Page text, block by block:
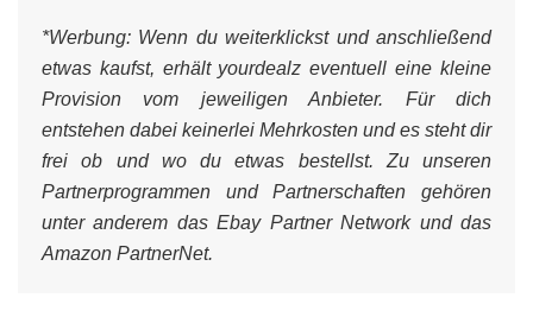
*Werbung: Wenn du weiterklickst und anschließend
etwas kaufst, erhält yourdealz eventuell eine kleine
Provision vom jeweiligen Anbieter. Für dich
entstehen dabei keinerlei Mehrkosten und es steht dir
frei ob und wo du etwas bestellst. Zu unseren
Partnerprogrammen und Partnerschaften gehören
unter anderem das Ebay Partner Network und das
Amazon PartnerNet.